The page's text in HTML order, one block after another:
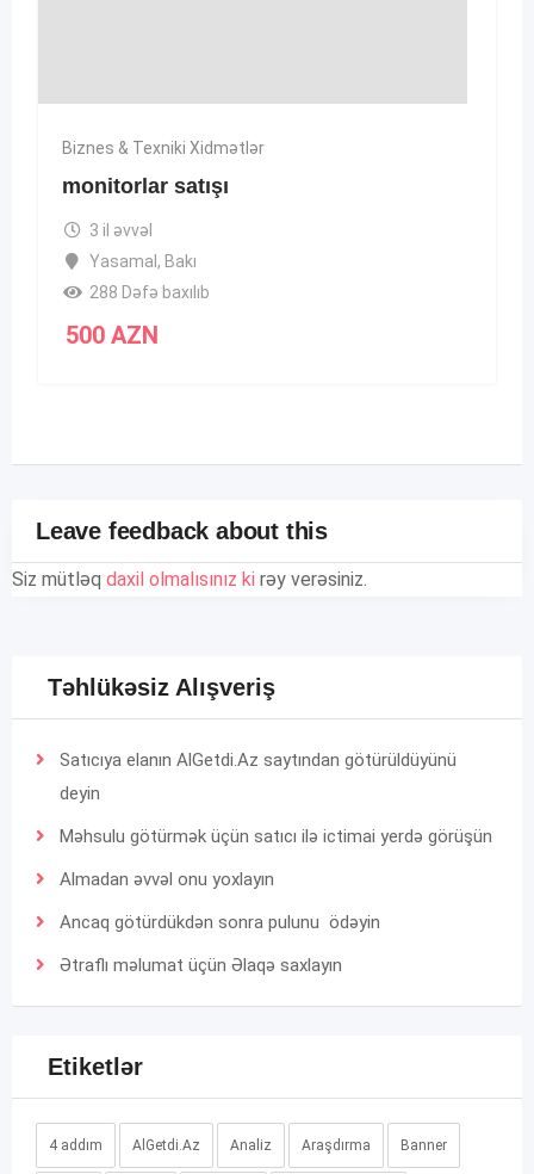
Biznes & Texniki Xidmətlər
monitorlar satışı
3 il əvvəl
Yasamal , Bakı
288 Dəfə baxılıb
500 AZN
Leave feedback about this
Siz mütləq daxil olmalısınız ki rəy verəsiniz.
Təhlükəsiz Alışveriş
Satıcıya elanın AlGetdi.Az saytından götürüldüyünü
deyin
Məhsulu götürmək üçün satıcı ilə ictimai yerdə görüşün
Almadan əvvəl onu yoxlayın
Ancaq götürdükdən sonra pulunu ödəyin
Ətraflı məlumat üçün Əlaqə saxlayın
Etiketlər
4 addım AlGetdi.Az Analiz Araşdırma Banner